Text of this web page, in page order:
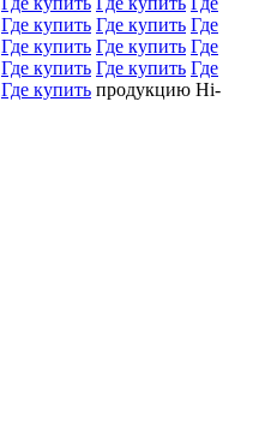
Где купить Где купить Где
Где купить Где купить Где
Где купить Где купить Где
Где купить продукцию Hi-